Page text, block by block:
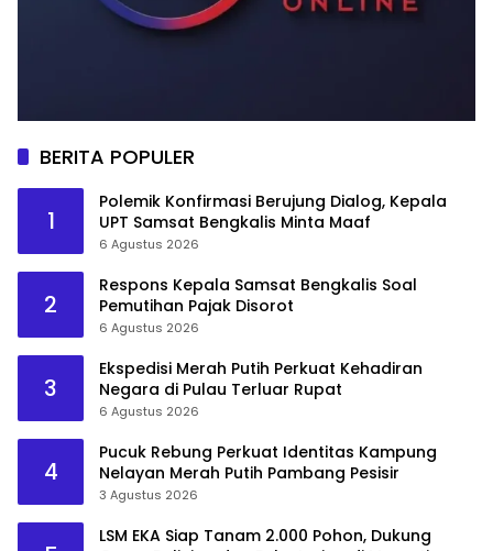
BERITA POPULER
1
Polemik Konfirmasi Berujung Dialog, Kepala
UPT Samsat Bengkalis Minta Maaf
6 Agustus 2026
2
Respons Kepala Samsat Bengkalis Soal
Pemutihan Pajak Disorot
6 Agustus 2026
3
Ekspedisi Merah Putih Perkuat Kehadiran
Negara di Pulau Terluar Rupat
6 Agustus 2026
4
Pucuk Rebung Perkuat Identitas Kampung
Nelayan Merah Putih Pambang Pesisir
3 Agustus 2026
LSM EKA Siap Tanam 2.000 Pohon, Dukung